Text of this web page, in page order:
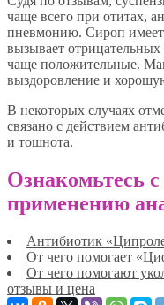
чаще всего при отитах,
пневмонию. Сироп
вызывает
чаще положительные.
выздоровление и
В некоторых случаях
связано с действием
и тошнота.
Ознакомьтесь
применению
Антибиотик
От чего помогает
От чего помогают
отзывы и цена